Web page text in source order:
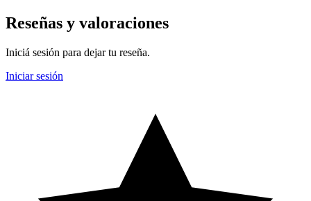
Reseñas y valoraciones
Iniciá sesión para dejar tu reseña.
Iniciar sesión